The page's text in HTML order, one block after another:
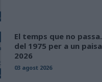
El temps que no
del 1975 per a un
2026
03 agost 2026